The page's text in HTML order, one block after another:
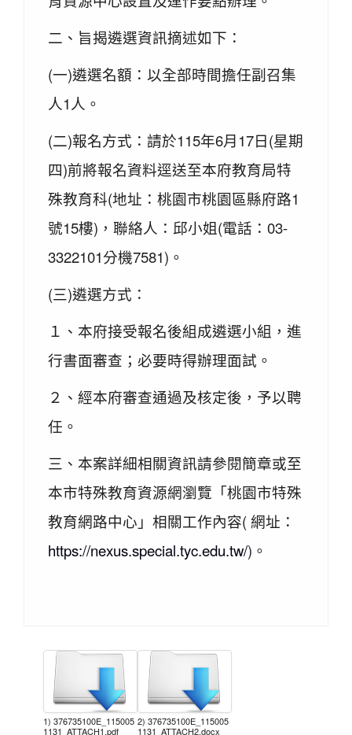
二、旨揭遴選資訊摘述如下：
(一)遴選名額：以全部時間擔任副召集
人1人。
(二)報名方式：請於115年6月17日(星期
四)前將報名資料逕送至本府教育局特
殊教育科(地址：桃園市桃園區縣府路1
號15樓)，聯絡人：邱小姐(電話：03-
3322101分機7581)。
(三)遴選方式：
１、本府接受報名後組成遴選小組，進
行書面審查；必要時得辦理面試。
２、經本府審查通過及核定後，予以聘
任。
三、本案詳細相關資訊請參閱簡章或至
本市特殊教育資源網瀏覽「桃園市特殊
教育網路中心」相關工作內容( 網址：
https://nexus.special.tyc.edu.tw/)。
1) 376735100E_115005
1131_ATTACH1.pdf
2) 376735100E_115005
1131_ATTACH2.docx